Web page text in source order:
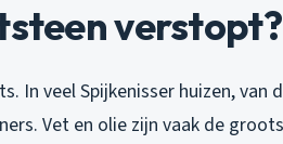
verstopt?
In veel Spijkenisser huizen, van
Vet en olie zijn vaak de